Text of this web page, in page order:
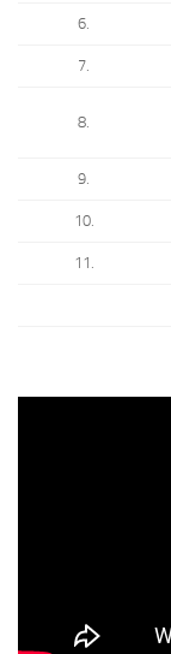
6.
7.
8.
9.
10.
11.